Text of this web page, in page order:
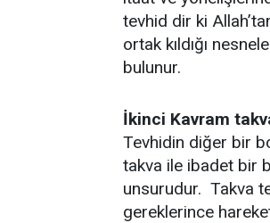
tevhid dir ki
ortak kıldığı
bulunur.
İkinci Kavram
Tevhidin diğer bir
takva ile ibadet bir
unsurudur. Takva
gereklerince